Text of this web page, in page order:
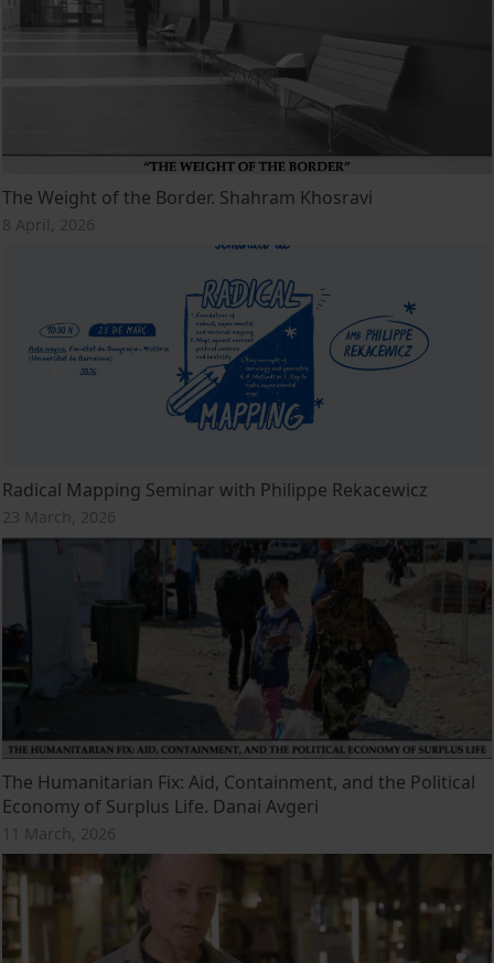
The Weight of the Border. Shahram Khosravi
8 April, 2026
Radical Mapping Seminar with Philippe Rekacewicz
23 March, 2026
The Humanitarian Fix: Aid, Containment, and the Political
Economy of Surplus Life. Danai Avgeri
11 March, 2026